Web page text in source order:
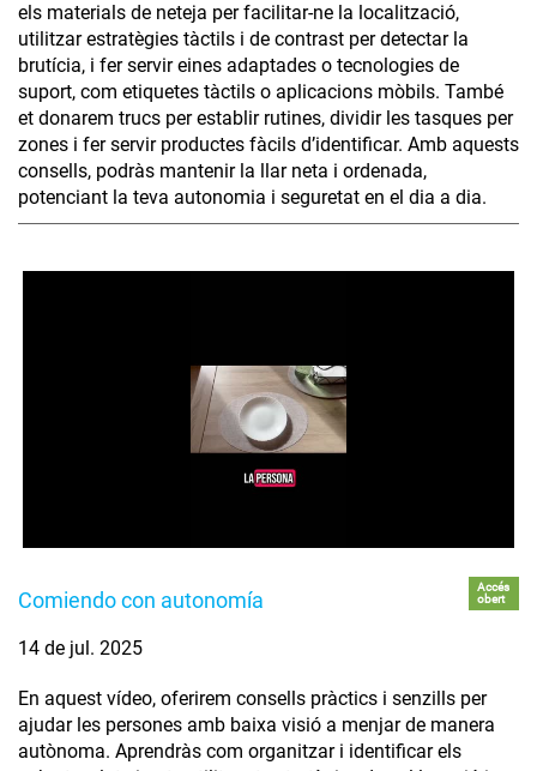
els materials de neteja per facilitar-ne la localització,
utilitzar estratègies tàctils i de contrast per detectar la
brutícia, i fer servir eines adaptades o tecnologies de
suport, com etiquetes tàctils o aplicacions mòbils. També
et donarem trucs per establir rutines, dividir les tasques per
zones i fer servir productes fàcils d’identificar. Amb aquests
consells, podràs mantenir la llar neta i ordenada,
potenciant la teva autonomia i seguretat en el dia a dia.
Comiendo con autonomía
Accés
obert
14 de jul. 2025
En aquest vídeo, oferirem consells pràctics i senzills per
ajudar les persones amb baixa visió a menjar de manera
autònoma. Aprendràs com organitzar i identificar els